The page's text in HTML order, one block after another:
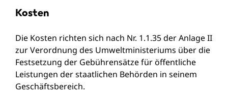
Kosten
Die Kosten richten sich nach Nr. 1.1.35 der Anlage II
zur Verordnung des Umweltministeriums über die
Festsetzung der Gebührensätze für öffentliche
Leistungen der staatlichen Behörden in seinem
Geschäftsbereich.